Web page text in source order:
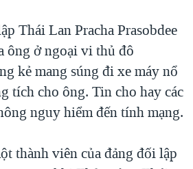
Thái Lan Pracha Prasobdee
ông ở ngoại vi thủ đô
kẻ mang súng đi xe máy nổ
tích cho ông. Tin cho hay các
nguy hiểm đến tính mạng.
thành viên của đảng đối lập